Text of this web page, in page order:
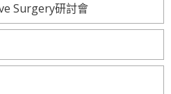
Surgery研討會